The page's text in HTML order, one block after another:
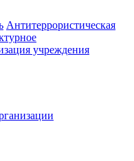
Антитеррористическая
учреждения